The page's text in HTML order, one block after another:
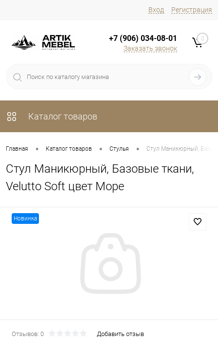
Вход Регистрация
+7 (906) 034-08-01
Заказать звонок
0
Каталог товаров
Главная • Каталог товаров • Стулья • Стул Маникюрный,
Стул Маникюрный, Базовые ткани,
Velutto Soft цвет Море
Новинка
Отзывов: 0 Добавить отзыв